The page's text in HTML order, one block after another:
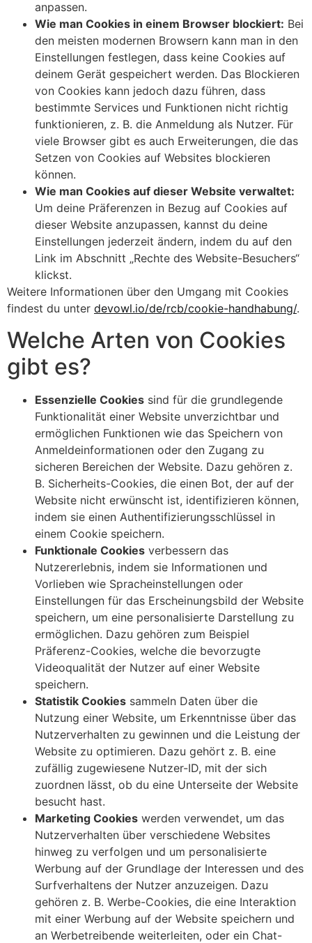
anpassen.
Wie man Cookies in einem Browser blockiert: Bei
den meisten modernen Browsern kann man in den
Einstellungen festlegen, dass keine Cookies auf
deinem Gerät gespeichert werden. Das Blockieren
von Cookies kann jedoch dazu führen, dass
bestimmte Services und Funktionen nicht richtig
funktionieren, z. B. die Anmeldung als Nutzer. Für
viele Browser gibt es auch Erweiterungen, die das
Setzen von Cookies auf Websites blockieren
können.
Wie man Cookies auf dieser Website verwaltet:
Um deine Präferenzen in Bezug auf Cookies auf
dieser Website anzupassen, kannst du deine
Einstellungen jederzeit ändern, indem du auf den
Link im Abschnitt „Rechte des Website-Besuchers“
klickst.
Weitere Informationen über den Umgang mit Cookies
findest du unter devowl.io/de/rcb/cookie-handhabung/.
Welche Arten von Cookies
gibt es?
Essenzielle Cookies sind für die grundlegende
Funktionalität einer Website unverzichtbar und
ermöglichen Funktionen wie das Speichern von
Anmeldeinformationen oder den Zugang zu
sicheren Bereichen der Website. Dazu gehören z.
B. Sicherheits-Cookies, die einen Bot, der auf der
Website nicht erwünscht ist, identifizieren können,
indem sie einen Authentifizierungsschlüssel in
einem Cookie speichern.
Funktionale Cookies verbessern das
Nutzererlebnis, indem sie Informationen und
Vorlieben wie Spracheinstellungen oder
Einstellungen für das Erscheinungsbild der Website
speichern, um eine personalisierte Darstellung zu
ermöglichen. Dazu gehören zum Beispiel
Präferenz-Cookies, welche die bevorzugte
Videoqualität der Nutzer auf einer Website
speichern.
Statistik Cookies sammeln Daten über die
Nutzung einer Website, um Erkenntnisse über das
Nutzerverhalten zu gewinnen und die Leistung der
Website zu optimieren. Dazu gehört z. B. eine
zufällig zugewiesene Nutzer-ID, mit der sich
zuordnen lässt, ob du eine Unterseite der Website
besucht hast.
Marketing Cookies werden verwendet, um das
Nutzerverhalten über verschiedene Websites
hinweg zu verfolgen und um personalisierte
Werbung auf der Grundlage der Interessen und des
Surfverhaltens der Nutzer anzuzeigen. Dazu
gehören z. B. Werbe-Cookies, die eine Interaktion
mit einer Werbung auf der Website speichern und
an Werbetreibende weiterleiten, oder ein Chat-